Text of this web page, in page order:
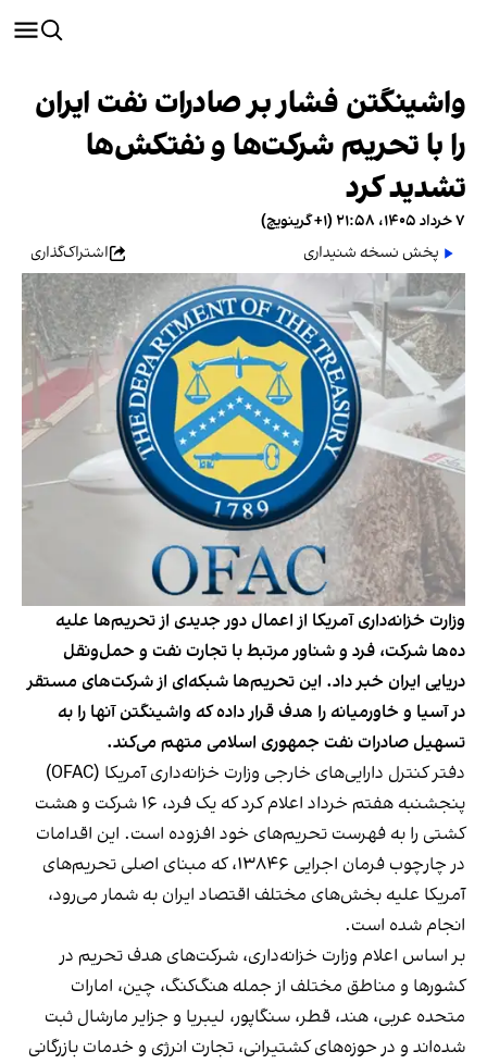
واشینگتن فشار بر صادرات نفت ایران
را با تحریم شرکت‌ها و نفتکش‌ها
تشدید کرد
۷ خرداد ۱۴۰۵، ۲۱:۵۸ (‎+۱ گرینویچ)
پخش نسخه شنیداری
اشتراک‌گذاری
وزارت خزانه‌داری آمریکا از اعمال دور جدیدی از تحریم‌ها علیه
ده‌ها شرکت، فرد و شناور مرتبط با تجارت نفت و حمل‌ونقل
دریایی ایران خبر داد. این تحریم‌ها شبکه‌ای از شرکت‌های مستقر
در آسیا و خاورمیانه را هدف قرار داده که واشینگتن آنها را به
تسهیل صادرات نفت جمهوری اسلامی متهم می‌کند.
دفتر کنترل دارایی‌های خارجی وزارت خزانه‌داری آمریکا (OFAC)
پنجشنبه هفتم خرداد اعلام کرد که یک فرد، ۱۶ شرکت و هشت
کشتی را به فهرست تحریم‌های خود افزوده است. این اقدامات
در چارچوب فرمان اجرایی ۱۳۸۴۶، که مبنای اصلی تحریم‌های
آمریکا علیه بخش‌های مختلف اقتصاد ایران به شمار می‌رود،
انجام شده است.
بر اساس اعلام وزارت خزانه‌داری، شرکت‌های هدف تحریم در
کشورها و مناطق مختلف از جمله هنگ‌کنگ، چین، امارات
متحده عربی، هند، قطر، سنگاپور، لیبریا و جزایر مارشال ثبت
شده‌اند و در حوزه‌های کشتیرانی، تجارت انرژی و خدمات بازرگانی